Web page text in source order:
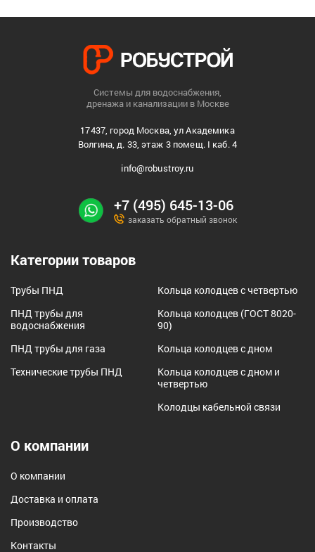
Системы для водоснабжения,
дренажа и канализации в Москве
17437, город Москва, ул Академика
Волгина, д. 33, этаж 3 помещ. I каб. 4
info@robustroy.ru
+7 (495) 645-13-06
заказать обратный звонок
Категории товаров
Трубы ПНД
ПНД трубы для
водоснабжения
ПНД трубы для газа
Технические трубы ПНД
Кольца колодцев с четвертью
Кольца колодцев (ГОСТ 8020-
90)
Кольца колодцев с дном
Кольца колодцев с дном и
четвертью
Колодцы кабельной связи
О компании
О компании
Доставка и оплата
Производство
Контакты